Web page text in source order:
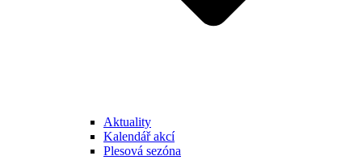
Aktuality
Kalendář akcí
Plesová sezóna